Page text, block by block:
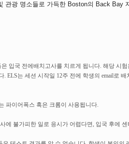
관광 명소들로 가득한 Boston의 Back Bay
입국 전에배치고사를 치르게 됩니다. 해당 시
ELS는 세션 시작일 12주 전에 학생의 email로
파이어폭스 혹은 크롬이 사용됩니다.
에 불가피한 일로 응시가 어렵다면, 입국 후에